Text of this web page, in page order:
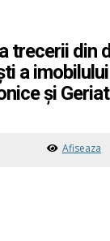
trecerii din
a
și
Afiseaza